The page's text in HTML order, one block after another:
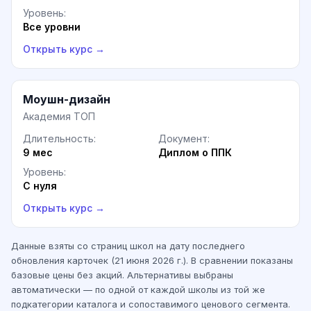
Уровень:
Все уровни
Открыть курс →
Моушн-дизайн
Академия ТОП
Длительность:
9 мес
Документ:
Диплом о ППК
Уровень:
С нуля
Открыть курс →
Данные взяты со страниц школ на дату последнего
обновления карточек (21 июня 2026 г.). В сравнении показаны
базовые цены без акций. Альтернативы выбраны
автоматически — по одной от каждой школы из той же
подкатегории каталога и сопоставимого ценового сегмента.